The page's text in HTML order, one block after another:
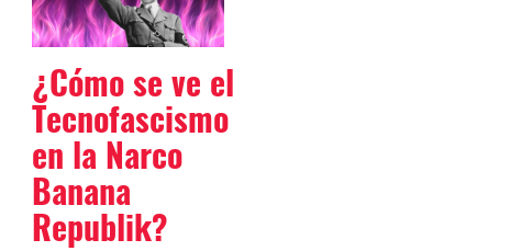
¿Cómo se ve el
Tecnofascismo
en la Narco
Banana
Republik?